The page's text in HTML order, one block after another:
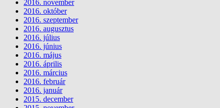
2016. november
2016. október
2016. szeptember
2016. augusztus
2016. július
2016. június
2016. május
2016. április
2016. március
2016. február
2016. január
2015. december